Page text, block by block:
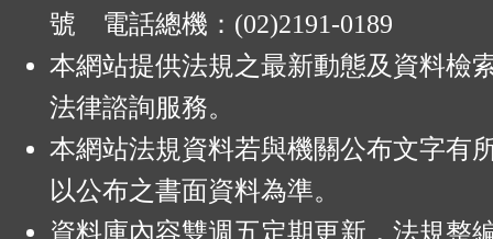
號 電話總機：(02)2191-0189
本網站提供法規之最新動態及資料檢
法律諮詢服務。
本網站法規資料若與機關公布文字有
以公布之書面資料為準。
資料庫內容雙週五定期更新，法規整